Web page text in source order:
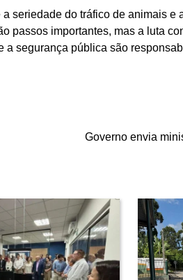
seriedade do tráfico de animais e
passos importantes, mas a luta
segurança pública são
Governo envia